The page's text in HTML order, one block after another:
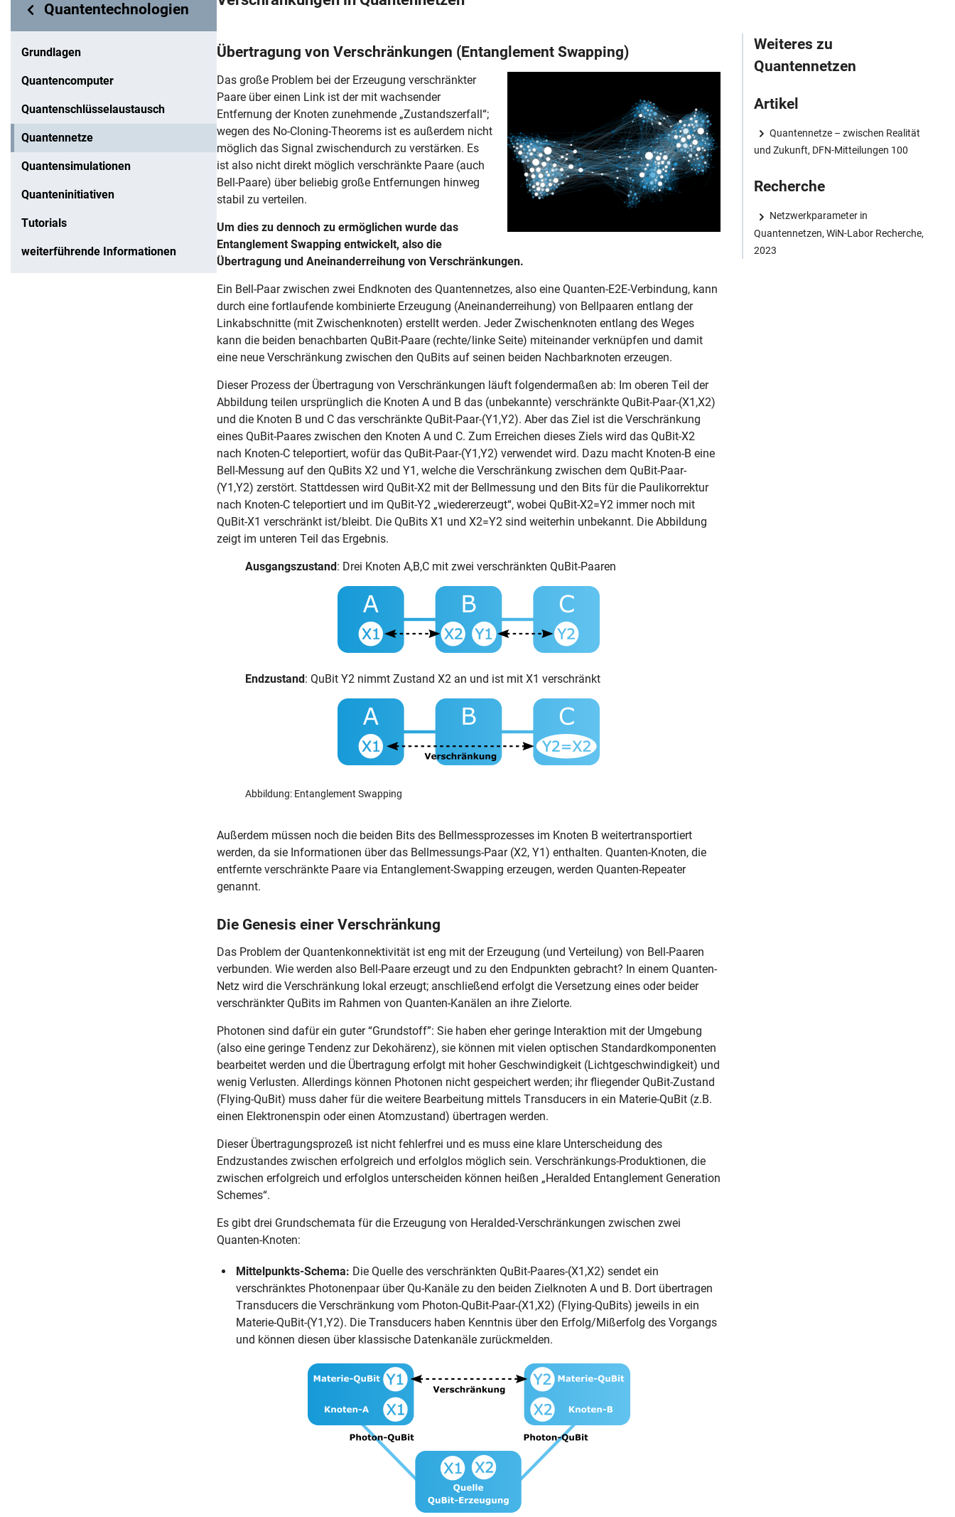
In page navigation:
Quantentechnologien
Grundlagen
Quantencomputer
Quantenschlüsselaustausch
Quantennetze
Quantensimulationen
Quanteninitiativen
Tutorials
weiterführende Informationen
Weiteres zu
Quantennetzen
Artikel
Quantennetze – zwischen Realität
und Zukunft, DFN-Mitteilungen 100
Recherche
Netzwerkparameter in
Quantennetzen, WiN-Labor Recherche,
2023
Übertragung von Verschränkungen (Entanglement Swapping)
Das große Problem bei der Erzeugung verschränkter
Paare über einen Link ist der mit wachsender
Entfernung der Knoten zunehmende „Zustandszerfall“;
wegen des No-Cloning-Theorems ist es außerdem nicht
möglich das Signal zwischendurch zu verstärken. Es
ist also nicht direkt möglich verschränkte Paare (auch
Bell-Paare) über beliebig große Entfernungen hinweg
stabil zu verteilen.
Um dies zu dennoch zu ermöglichen wurde das
Entanglement Swapping entwickelt, also die
Übertragung und Aneinanderreihung von Verschränkungen.
Ein Bell-Paar zwischen zwei Endknoten des Quantennetzes, also eine Quanten-E2E-Verbindung, kann
durch eine fortlaufende kombinierte Erzeugung (Aneinanderreihung) von Bellpaaren entlang der
Linkabschnitte (mit Zwischenknoten) erstellt werden. Jeder Zwischenknoten entlang des Weges
kann die beiden benachbarten QuBit-Paare (rechte/linke Seite) miteinander verknüpfen und damit
eine neue Verschränkung zwischen den QuBits auf seinen beiden Nachbarknoten erzeugen.
Dieser Prozess der Übertragung von Verschränkungen läuft folgendermaßen ab: Im oberen Teil der
Abbildung teilen ursprünglich die Knoten A und B das (unbekannte) verschränkte QuBit-Paar-(X1,X2)
und die Knoten B und C das verschränkte QuBit-Paar-(Y1,Y2). Aber das Ziel ist die Verschränkung
eines QuBit-Paares zwischen den Knoten A und C. Zum Erreichen dieses Ziels wird das QuBit-X2
nach Knoten-C teleportiert, wofür das QuBit-Paar-(Y1,Y2) verwendet wird. Dazu macht Knoten-B eine
Bell-Messung auf den QuBits X2 und Y1, welche die Verschränkung zwischen dem QuBit-Paar-
(Y1,Y2) zerstört. Stattdessen wird QuBit-X2 mit der Bellmessung und den Bits für die Paulikorrektur
nach Knoten-C teleportiert und im QuBit-Y2 „wiedererzeugt“, wobei QuBit-X2=Y2 immer noch mit
QuBit-X1 verschränkt ist/bleibt. Die QuBits X1 und X2=Y2 sind weiterhin unbekannt. Die Abbildung
zeigt im unteren Teil das Ergebnis.
Ausgangszustand: Drei Knoten A,B,C mit zwei verschränkten QuBit-Paaren
Endzustand: QuBit Y2 nimmt Zustand X2 an und ist mit X1 verschränkt
Abbildung: Entanglement Swapping
Außerdem müssen noch die beiden Bits des Bellmessprozesses im Knoten B weitertransportiert
werden, da sie Informationen über das Bellmessungs-Paar (X2, Y1) enthalten. Quanten-Knoten, die
entfernte verschränkte Paare via Entanglement-Swapping erzeugen, werden Quanten-Repeater
genannt.
Die Genesis einer Verschränkung
Das Problem der Quantenkonnektivität ist eng mit der Erzeugung (und Verteilung) von Bell-Paaren
verbunden. Wie werden also Bell-Paare erzeugt und zu den Endpunkten gebracht? In einem Quanten-
Netz wird die Verschränkung lokal erzeugt; anschließend erfolgt die Versetzung eines oder beider
verschränkter QuBits im Rahmen von Quanten-Kanälen an ihre Zielorte.
Photonen sind dafür ein guter “Grundstoff”: Sie haben eher geringe Interaktion mit der Umgebung
(also eine geringe Tendenz zur Dekohärenz), sie können mit vielen optischen Standardkomponenten
bearbeitet werden und die Übertragung erfolgt mit hoher Geschwindigkeit (Lichtgeschwindigkeit) und
wenig Verlusten. Allerdings können Photonen nicht gespeichert werden; ihr fliegender QuBit-Zustand
(Flying-QuBit) muss daher für die weitere Bearbeitung mittels Transducers in ein Materie-QuBit (z.B.
einen Elektronenspin oder einen Atomzustand) übertragen werden.
Dieser Übertragungsprozeß ist nicht fehlerfrei und es muss eine klare Unterscheidung des
Endzustandes zwischen erfolgreich und erfolglos möglich sein. Verschränkungs-Produktionen, die
zwischen erfolgreich und erfolglos unterscheiden können heißen „Heralded Entanglement Generation
Schemes“.
Es gibt drei Grundschemata für die Erzeugung von Heralded-Verschränkungen zwischen zwei
Quanten-Knoten:
Mittelpunkts-Schema: Die Quelle des verschränkten QuBit-Paares-(X1,X2) sendet ein
verschränktes Photonenpaar über Qu-Kanäle zu den beiden Zielknoten A und B. Dort übertragen
Transducers die Verschränkung vom Photon-QuBit-Paar-(X1,X2) (Flying-QuBits) jeweils in ein
Materie-QuBit-(Y1,Y2). Die Transducers haben Kenntnis über den Erfolg/Mißerfolg des Vorgangs
und können diesen über klassische Datenkanäle zurückmelden.